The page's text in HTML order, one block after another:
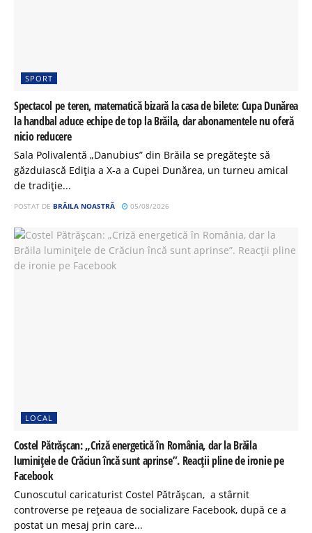
SPORT
Spectacol pe teren, matematică bizară la casa de bilete: Cupa Dunărea
la handbal aduce echipe de top la Brăila, dar abonamentele nu oferă
nicio reducere
Sala Polivalentă „Danubius” din Brăila se pregătește să
găzduiască Ediția a X-a a Cupei Dunărea, un turneu amical
de tradiție...
POSTAT DE BRĂILA NOASTRĂ 05/08/2026
LOCAL
Costel Pătrășcan: „Criză energetică în România, dar la Brăila
luminițele de Crăciun încă sunt aprinse”. Reacții pline de ironie pe
Facebook
Cunoscutul caricaturist Costel Pătrășcan, a stârnit
controverse pe rețeaua de socializare Facebook, după ce a
postat un mesaj prin care...